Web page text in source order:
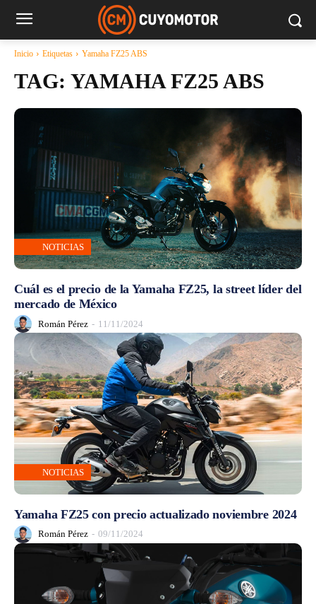
Inicio Etiquetas Yamaha FZ25 ABS
TAG: YAMAHA FZ25 ABS
NOTICIAS
Cuál es el precio de la Yamaha FZ25, la street líder del
mercado de México
Román Pérez - 11/11/2024
NOTICIAS
Yamaha FZ25 con precio actualizado noviembre 2024
Román Pérez - 09/11/2024